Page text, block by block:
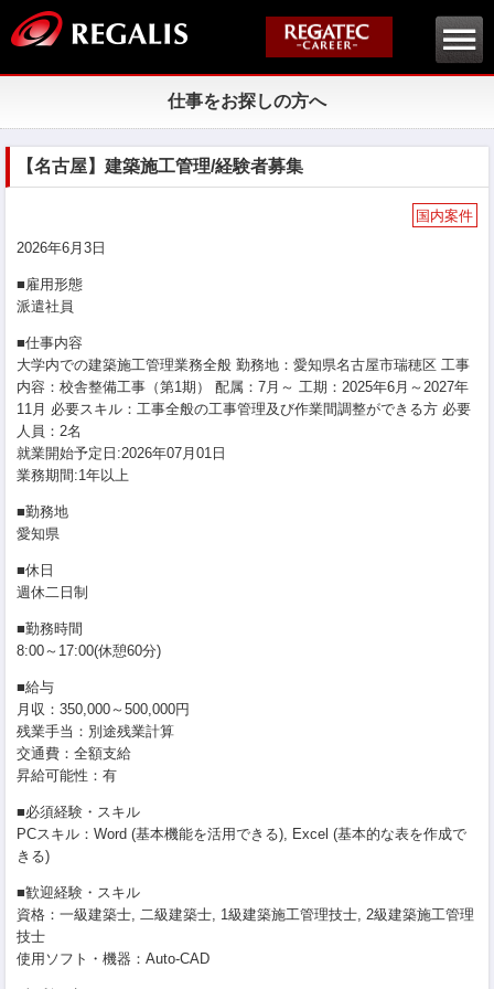
仕事をお探しの方へ
【名古屋】建築施工管理/経験者募集
国内案件
2026年6月3日
■雇用形態
派遣社員
■仕事内容
大学内での建築施工管理業務全般 勤務地：愛知県名古屋市瑞穂区 工事
内容：校舎整備工事（第1期） 配属：7月～ 工期：2025年6月～2027年
11月 必要スキル：工事全般の工事管理及び作業間調整ができる方 必要
人員：2名
就業開始予定日:2026年07月01日
業務期間:1年以上
■勤務地
愛知県
■休日
週休二日制
■勤務時間
8:00～17:00(休憩60分)
■給与
月収：350,000～500,000円
残業手当：別途残業計算
交通費：全額支給
昇給可能性：有
■必須経験・スキル
PCスキル：Word (基本機能を活用できる), Excel (基本的な表を作成で
きる)
■歓迎経験・スキル
資格：一級建築士, 二級建築士, 1級建築施工管理技士, 2級建築施工管理
技士
使用ソフト・機器：Auto-CAD